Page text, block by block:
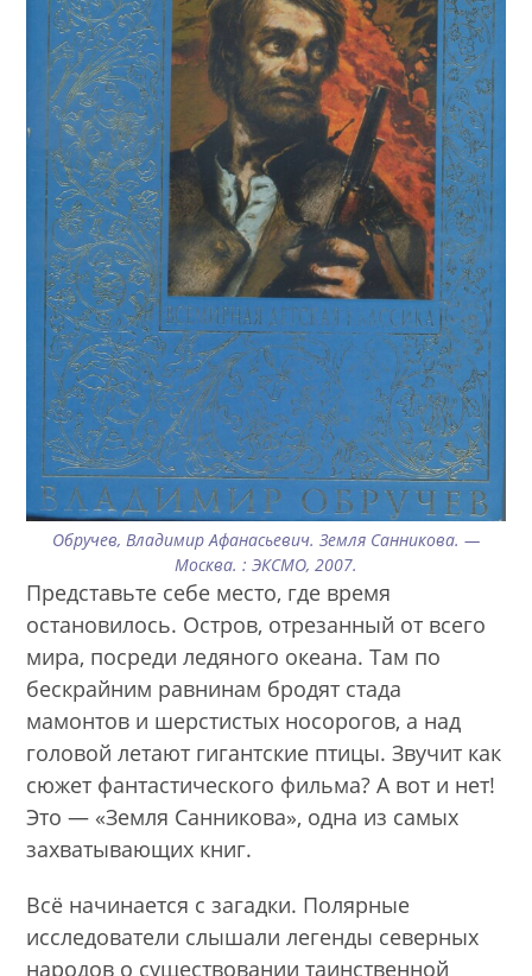
Обручев, Владимир Афанасьевич. Земля Санникова. —
Москва. : ЭКСМО, 2007.
Представьте себе место, где время
остановилось. Остров, отрезанный от всего
мира, посреди ледяного океана. Там по
бескрайним равнинам бродят стада
мамонтов и шерстистых носорогов, а над
головой летают гигантские птицы. Звучит как
сюжет фантастического фильма? А вот и нет!
Это — «Земля Санникова», одна из самых
захватывающих книг.
Всё начинается с загадки. Полярные
исследователи слышали легенды северных
народов о существовании таинственной